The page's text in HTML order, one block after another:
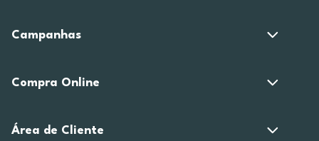
Campanhas
Compra Online
Área de Cliente